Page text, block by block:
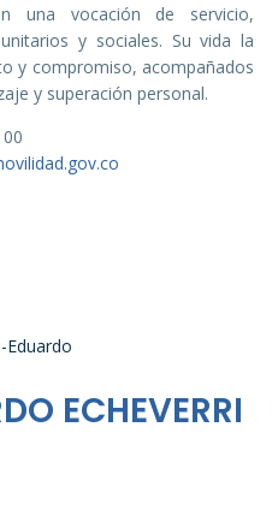
una vocación de servicio,
y sociales. Su vida la
y compromiso, acompañados
y superación personal.
ECHEVERRI